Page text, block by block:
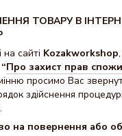
ТОВАРУ В
сайті Kozakworkshop
Про захист прав
просимо Вас
здійснення
на повернення або